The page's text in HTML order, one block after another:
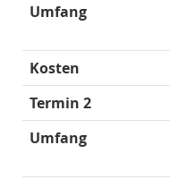
Umfang
Kosten
Termin 2
Umfang